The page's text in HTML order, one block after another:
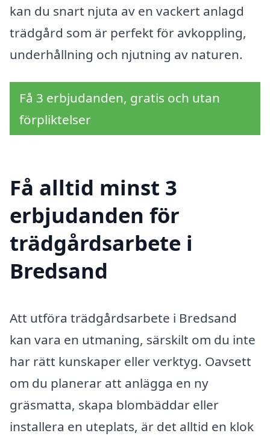
kan du snart njuta av en vackert anlagd
trädgård som är perfekt för avkoppling,
underhållning och njutning av naturen.
Få 3 erbjudanden, gratis och utan
förpliktelser
Få alltid minst 3
erbjudanden för
trädgårdsarbete i
Bredsand
Att utföra trädgårdsarbete i Bredsand
kan vara en utmaning, särskilt om du inte
har rätt kunskaper eller verktyg. Oavsett
om du planerar att anlägga en ny
gräsmatta, skapa blombäddar eller
installera en uteplats, är det alltid en klok